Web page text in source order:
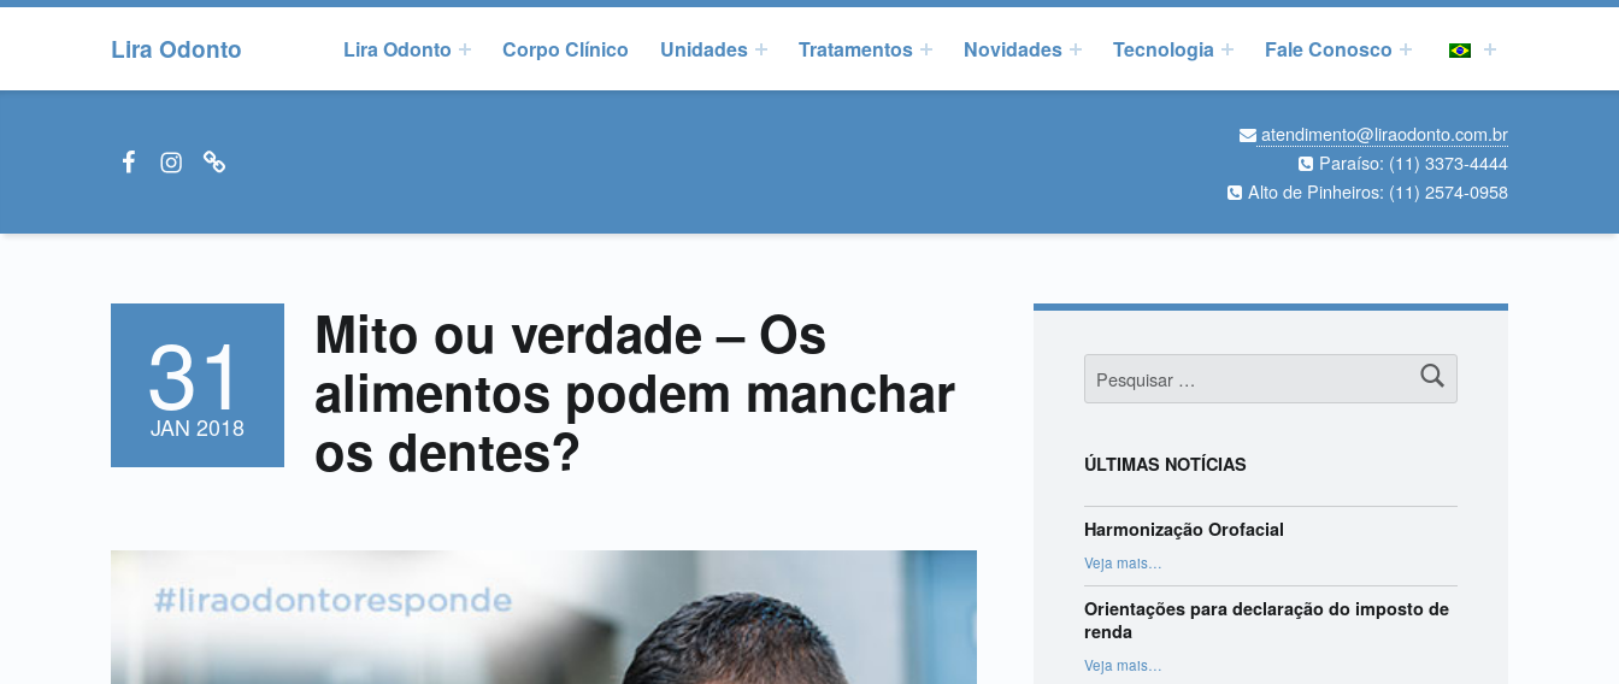
Lira Odonto Lira Odonto Corpo Clínico Unidades Tratamentos Novidades Tecnologia Fale Conosco
Facebook LiraOdonto
Instagram LiraOdonto
Site LiraOdonto
atendimento@liraodonto.com.br
Paraíso: (11) 3373-4444
Alto de Pinheiros: (11) 2574-0958
Mito ou verdade – Os
alimentos podem manchar
os dentes?
31
JAN 2018
Pesquisar por:
ÚLTIMAS NOTÍCIAS
Harmonização Orofacial
Veja mais…
Orientações para declaração do imposto de
renda
Veja mais“Orientações para declaração do imposto de renda”
…